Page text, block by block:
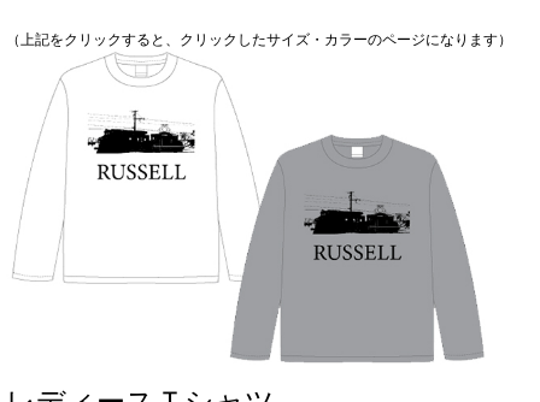
（上記をクリックすると、クリックしたサイズ・カラーのページになります）